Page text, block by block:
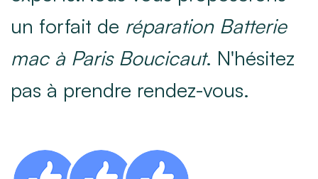
un forfait de réparation Batterie
mac à Paris Boucicaut. N'hésitez
pas à prendre rendez-vous.